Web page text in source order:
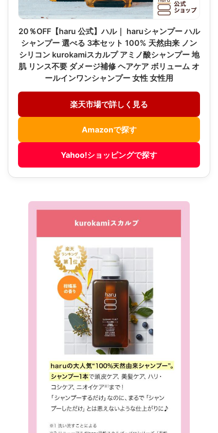
20％OFF【haru 公式】ハル｜ haruシャンプー ハル
シャンプー 選べる 3本セット 100% 天然由来 ノン
シリコン kurokamiスカルプ アミノ酸シャンプー 地
肌 リンス不要 ダメージ補修 ヘアケア ボリューム オ
ールインワンシャンプー 女性 女性用
楽天市場で詳しく見る
Amazonで探す
Yahoo!ショッピングで探す